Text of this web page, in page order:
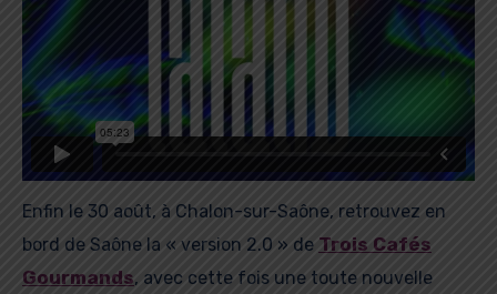
Enfin le 30 août, à Chalon-sur-Saône, retrouvez en
bord de Saône la « version 2.0 » de Trois Cafés
Gourmands, avec cette fois une toute nouvelle